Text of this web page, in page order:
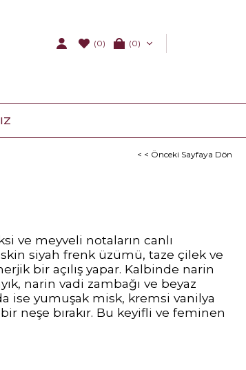
(0) 0
< < Önceki Sayfaya Dön
ve meyveli notaların canlı
siyah frenk üzümü, taze çilek ve
bir açılış yapar. Kalbinde narin
narin vadi zambağı ve beyaz
ise yumuşak misk, kremsi vanilya
bir neşe bırakır. Bu keyifli ve feminen